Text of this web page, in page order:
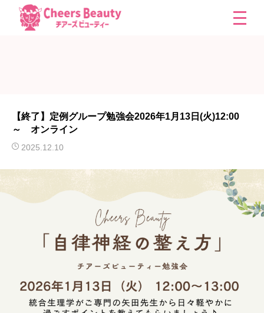
【終了】定例グループ勉強会2026年1月13日(火)12:00
～ オンライン
2025.12.10